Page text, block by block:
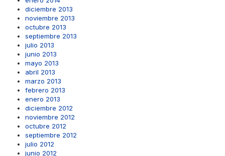
diciembre 2013
noviembre 2013
octubre 2013
septiembre 2013
julio 2013
junio 2013
mayo 2013
abril 2013
marzo 2013
febrero 2013
enero 2013
diciembre 2012
noviembre 2012
octubre 2012
septiembre 2012
julio 2012
junio 2012